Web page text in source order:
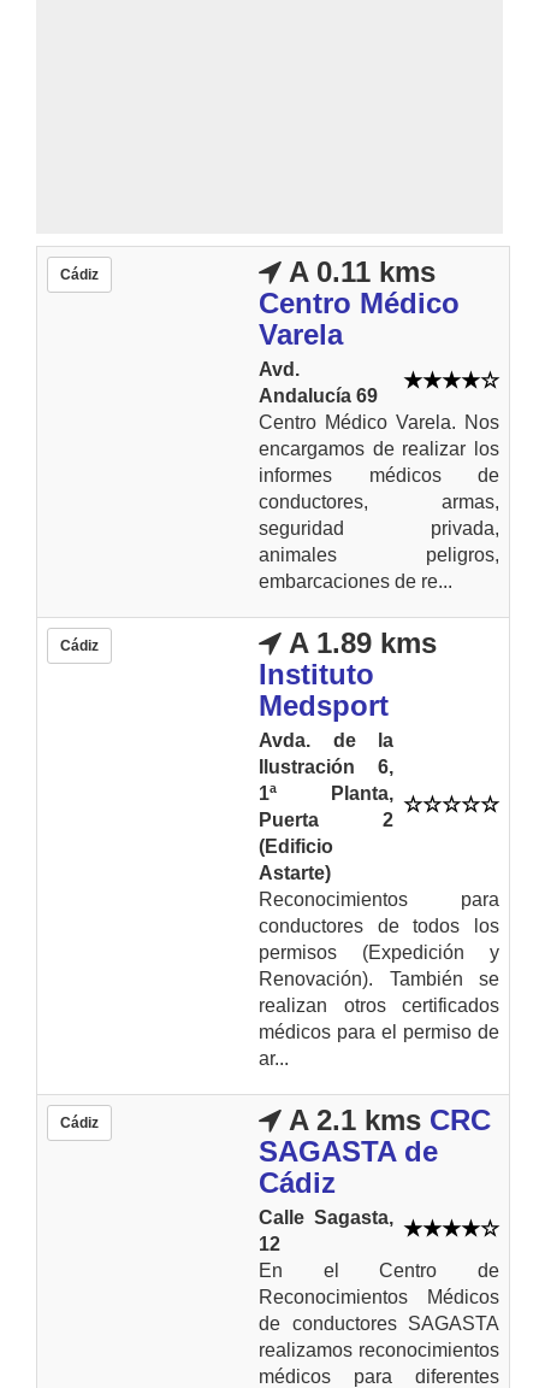
Cádiz
A 0.11 kms
Centro Médico
Varela
Avd.
Andalucía 69
Centro Médico Varela. Nos
encargamos de realizar los
informes médicos de
conductores, armas,
seguridad privada,
animales peligros,
embarcaciones de re...
Cádiz
A 1.89 kms
Instituto
Medsport
Avda. de la
Ilustración 6,
1ª Planta,
Puerta 2
(Edificio
Astarte)
Reconocimientos para
conductores de todos los
permisos (Expedición y
Renovación). También se
realizan otros certificados
médicos para el permiso de
ar...
Cádiz A 2.1 kms CRC
SAGASTA de
Cádiz
Calle Sagasta,
12
En el Centro de
Reconocimientos Médicos
de conductores SAGASTA
realizamos reconocimientos
médicos para diferentes